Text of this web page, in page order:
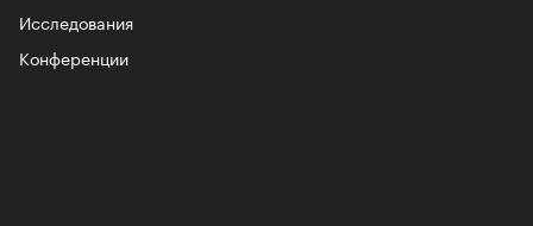
Исследования
Конференции